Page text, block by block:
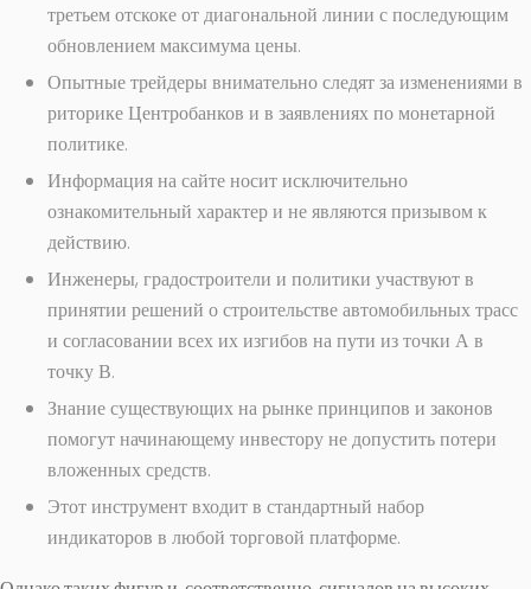
третьем отскоке от диагональной линии с последующим
обновлением максимума цены.
Опытные трейдеры внимательно следят за изменениями в
риторике Центробанков и в заявлениях по монетарной
политике.
Информация на сайте носит исключительно
ознакомительный характер и не являются призывом к
действию.
Инженеры, градостроители и политики участвуют в
принятии решений о строительстве автомобильных трасс
и согласовании всех их изгибов на пути из точки А в
точку В.
Знание существующих на рынке принципов и законов
помогут начинающему инвестору не допустить потери
вложенных средств.
Этот инструмент входит в стандартный набор
индикаторов в любой торговой платформе.